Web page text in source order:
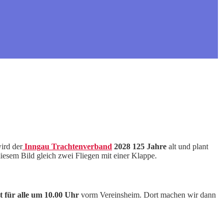
derInngau Trachtenverband 2028 125 Jahre alt und plant
Bild gleich zwei Fliegen mit einer Klappe.
für alle um 10.00 Uhr vorm Vereinsheim. Dort machen wir dann